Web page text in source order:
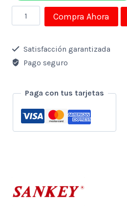
Hidrojet
Hidrolavadora
Sankey
Presion
Manguera
(1a)
cantidad
Compra Ahora
Satisfacción garantizada
Pago seguro
Paga con tus tarjetas